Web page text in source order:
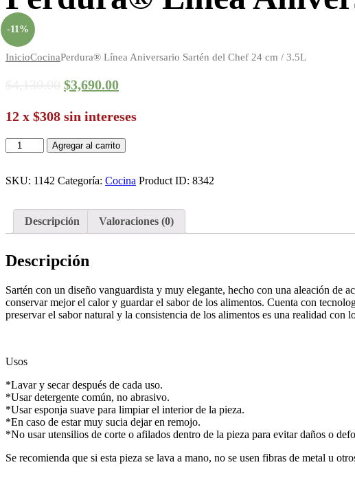
-11%
InicioCocinaPerdura® Línea Aniversario Sartén del Chef 24 cm / 3.5L
$3,690.00
12 x $308 sin intereses
Perdura®
Línea
Sartén
cm
3.5L
cantidad
Agregar al carrito
SKU: 1142 Categoría: Cocina Product ID: 8342
Descripción Valoraciones (0)
Descripción
Sartén con un diseño vanguardista y muy elegante, hecho con una aleación de
conservar mejor el calor y guardar el sabor de los alimentos. Cuenta con
preservar el sabor natural y la consistencia de los alimentos es una realidad con
Usos
*Lavar y secar después de cada uso.
*Usar detergente común, no abrasivo.
*Usar esponja suave para limpiar el interior de la pieza.
*En caso de estar muy sucia dejar en remojo.
*No usar utensilios de corte o afilados dentro de la pieza para evitar daños o
Se recomienda que si esta pieza se lava a mano, no se usen fibras de metal u